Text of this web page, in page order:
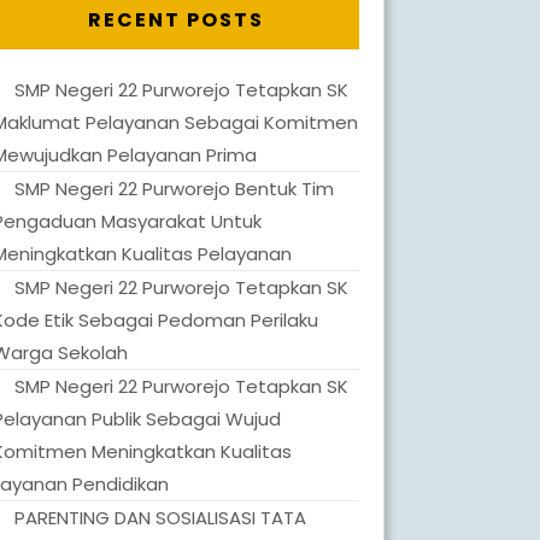
RECENT POSTS
SMP Negeri 22 Purworejo Tetapkan SK
Pelayanan Sebagai Komitmen
Pelayanan Prima
SMP Negeri 22 Purworejo Bentuk Tim
Masyarakat Untuk
Kualitas Pelayanan
SMP Negeri 22 Purworejo Tetapkan SK
Etik Sebagai Pedoman Perilaku
Sekolah
SMP Negeri 22 Purworejo Tetapkan SK
Publik Sebagai Wujud
Meningkatkan Kualitas
Pendidikan
PARENTING DAN SOSIALISASI TATA